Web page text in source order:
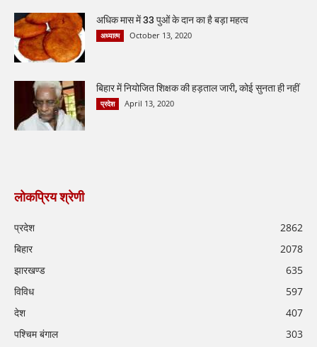
अधिक मास में 33 पुओं के दान का है बड़ा महत्व
अध्यात्म October 13, 2020
बिहार में नियोजित शिक्षक की हड़ताल जारी, कोई सुनता ही नहीं
प्रदेश April 13, 2020
लोकप्रिय श्रेणी
प्रदेश
2862
बिहार
2078
झारखण्ड
635
विविध
597
देश
407
पश्चिम बंगाल
303